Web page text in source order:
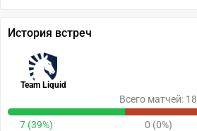
История встреч
Team Liquid
Всего матчей: 18
7 (39%) 0 (0%)